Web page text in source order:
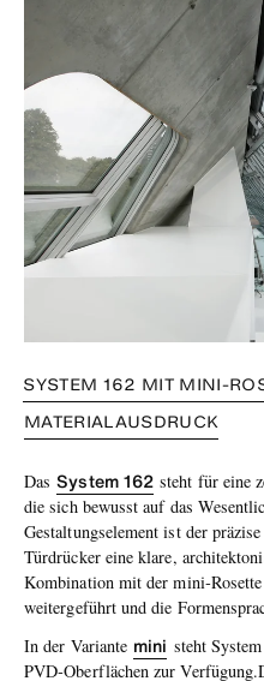
SYSTEM 162 MIT MINI-
MATERIALAUSDRUCK
DasSystem 162 steht für eine
die sich bewusst auf das
Gestaltungselement ist der
Türdrücker eine klare,
Kombination mit der
weitergeführt und die
In der Variante mini steht
PVD‑Oberflächen zur